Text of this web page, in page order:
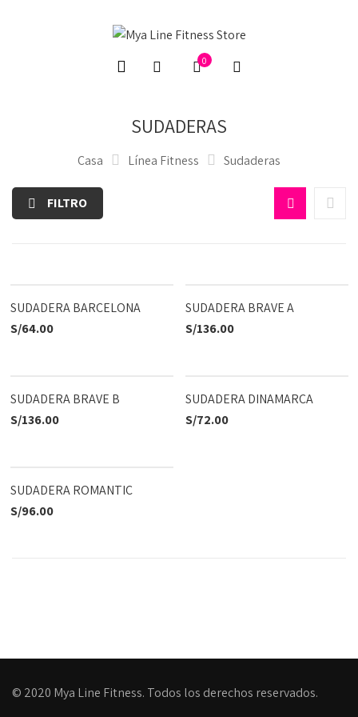
0
SUDADERAS
Casa Línea Fitness Sudaderas
FILTRO
SUDADERA BARCELONA
S/64.00
SUDADERA BRAVE A
S/136.00
SUDADERA BRAVE B
S/136.00
SUDADERA DINAMARCA
S/72.00
SUDADERA ROMANTIC
S/96.00
© 2020 Mya Line Fitness. Todos los derechos reservados.